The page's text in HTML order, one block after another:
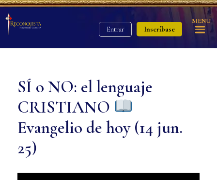
Entrar Inscríbase
MENU
SÍ o NO: el lenguaje
CRISTIANO
Evangelio de hoy (14 jun.
25)